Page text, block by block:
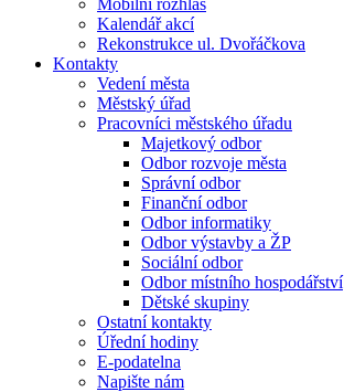
Mobilní rozhlas
Kalendář akcí
Rekonstrukce ul. Dvořáčkova
Kontakty
Vedení města
Městský úřad
Pracovníci městského úřadu
Majetkový odbor
Odbor rozvoje města
Správní odbor
Finanční odbor
Odbor informatiky
Odbor výstavby a ŽP
Sociální odbor
Odbor místního hospodářství
Dětské skupiny
Ostatní kontakty
Úřední hodiny
E-podatelna
Napište nám